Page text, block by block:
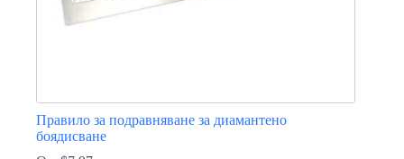
Правило за подравняване за диамантено
боядисване